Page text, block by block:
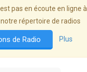
pas en écoute en ligne à
répertoire de radios
de Radio Plus